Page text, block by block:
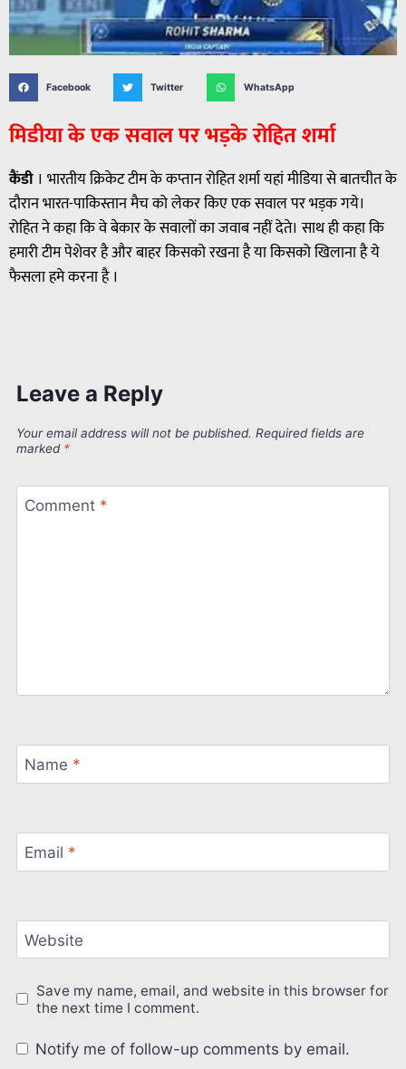
Facebook Twitter WhatsApp
मिडीया के एक सवाल पर भड़के रोहित शर्मा
कैंडी । भारतीय क्रिकेट टीम के कप्तान रोहित शर्मा यहां मीडिया से बातचीत के
दौरान भारत-पाकिस्तान मैच को लेकर किए एक सवाल पर भड़क गये।
रोहित ने कहा कि वे बेकार के सवालों का जवाब नहीं देते। साथ ही कहा कि
हमारी टीम पेशेवर है और बाहर किसको रखना है या किसको खिलाना है ये
फैसला हमे करना है ।
Leave a Reply
Your email address will not be published. Required fields are
marked *
Comment *
Name *
Email *
Website
Save my name, email, and website in this browser for
the next time I comment.
Notify me of follow-up comments by email.